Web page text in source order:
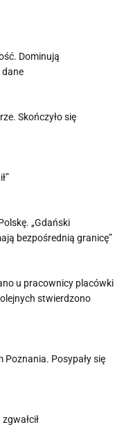
Dominują
dane
Skończyło się
„Gdański
bezpośrednią granicę”
u pracownicy placówki
stwierdzono
Poznania. Posypały się